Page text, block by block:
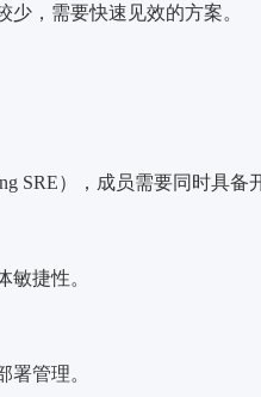
，需要快速见效的方案。
SRE），成员需要同时具
捷性。
署管理。